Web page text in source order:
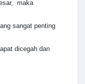
maka
sangat penting
dicegah dan